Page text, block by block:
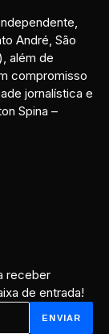
André, São
além de
compromisso
jornalística e
Spina –
receber
de entrada!